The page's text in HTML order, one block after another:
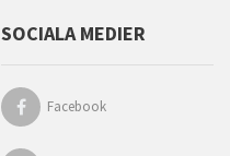
SOCIALA MEDIER
Facebook